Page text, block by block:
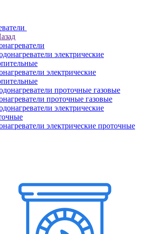
электрические
проточные газовые
электрические проточные